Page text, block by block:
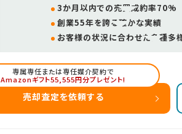
3か月以内での売買成約率70%
創業55年を誇る確かな実績
お客様の状況に合わせた多種多
専属専任または専任媒介契約で
Amazonギフト55,555円分プレゼント!
売却査定を依頼する